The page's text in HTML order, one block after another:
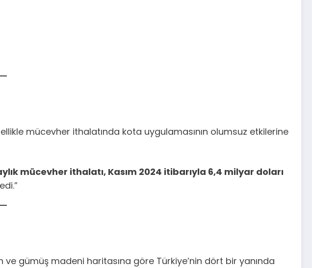
özellikle mücevher ithalatında kota uygulamasının olumsuz etkilerine
mücevher ithalatı, Kasım 2024 itibarıyla 6,4 milyar doları
ve gümüş madeni haritasına göre Türkiye’nin dört bir yanında